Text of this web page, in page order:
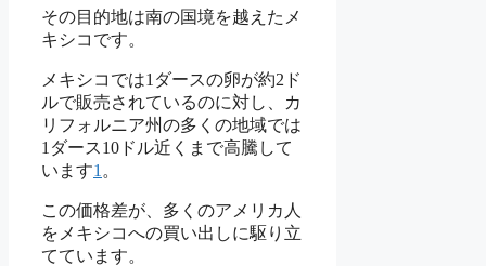
その目的地は南の国境を越えたメ
キシコです。
メキシコでは1ダースの卵が約2ド
ルで販売されているのに対し、カ
リフォルニア州の多くの地域では
1ダース10ドル近くまで高騰して
います1 。
この価格差が、多くのアメリカ人
をメキシコへの買い出しに駆り立
てています。